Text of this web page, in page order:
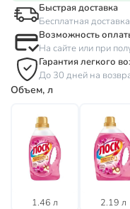
Быстрая доставка
Бесплатная
Возможность
На сайте или при
Гарантия легкого
До 30 дней на
Объем, л
1.46 л 2.19 л